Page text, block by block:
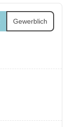
Gewerblich